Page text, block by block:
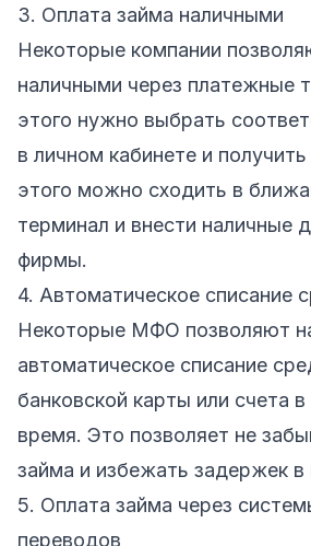
3. Оплата займа наличными
Некоторые компании
наличными через платежные
этого нужно выбрать
в личном кабинете и
этого можно сходить в
терминал и внести наличные
фирмы.
4. Автоматическое списание
Некоторые МФО позволяют
автоматическое списание
банковской карты или счета
время. Это позволяет не
займа и избежать задержек в
5. Оплата займа через
переводов